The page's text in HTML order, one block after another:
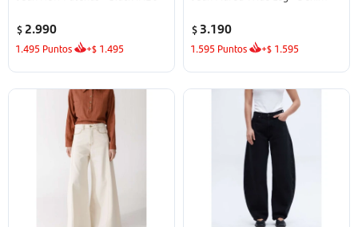
$ 2.990
1.495 Puntos +$ 1.495
$ 3.190
1.595 Puntos +$ 1.595